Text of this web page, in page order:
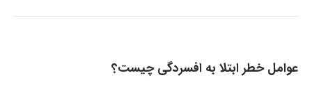
عوامل خطر ابتلا به افسردگی چیست؟